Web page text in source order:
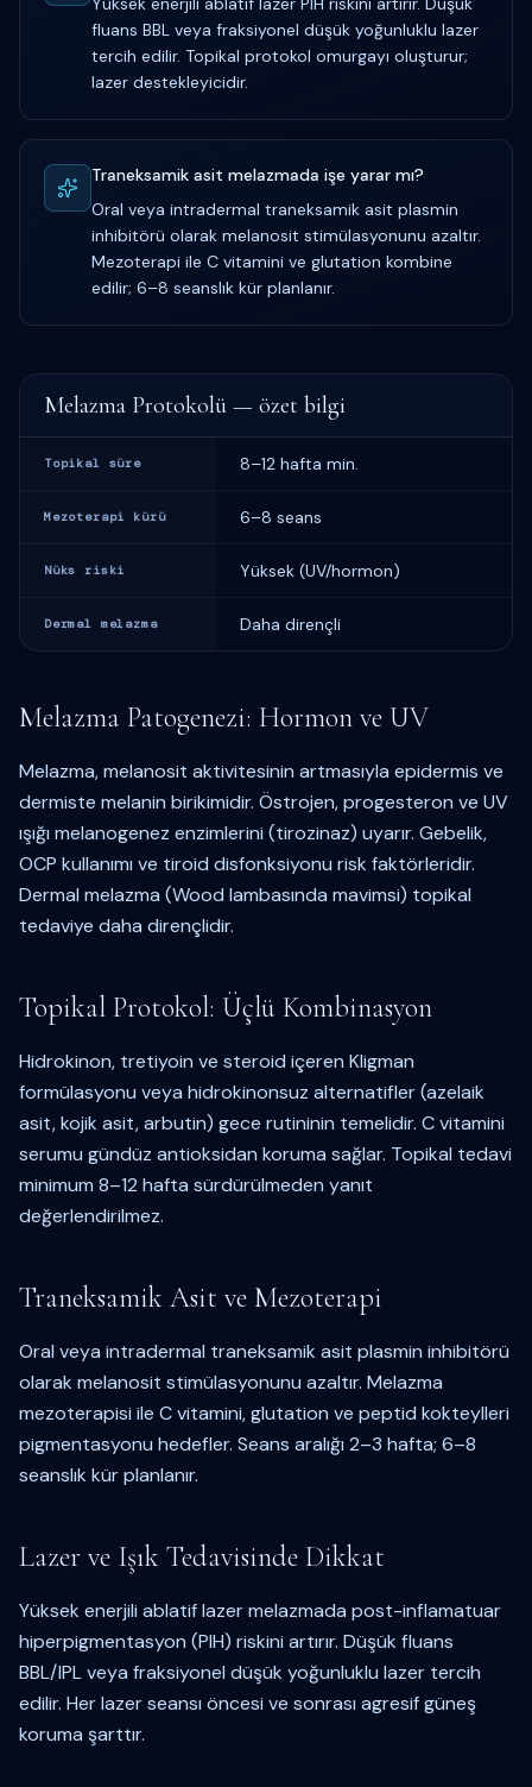
fluans BBL veya fraksiyonel düşük yoğunluklu lazer
tercih edilir. Topikal protokol omurgayı oluşturur;
lazer destekleyicidir.
Traneksamik asit melazmada işe yarar mı?
Oral veya intradermal traneksamik asit plasmin
inhibitörü olarak melanosit stimülasyonunu azaltır.
Mezoterapi ile C vitamini ve glutation kombine
edilir; 6–8 seanslık kür planlanır.
Melazma Protokolü — özet bilgi
Topikal süre 8–12 hafta min.
Mezoterapi kürü 6–8 seans
Nüks riski Yüksek (UV/hormon)
Dermal melazma Daha dirençli
Melazma Patogenezi: Hormon ve UV
Melazma, melanosit aktivitesinin artmasıyla epidermis ve
dermiste melanin birikimidir. Östrojen, progesteron ve UV
ışığı melanogenez enzimlerini (tirozinaz) uyarır. Gebelik,
OCP kullanımı ve tiroid disfonksiyonu risk faktörleridir.
Dermal melazma (Wood lambasında mavimsi) topikal
tedaviye daha dirençlidir.
Topikal Protokol: Üçlü Kombinasyon
Hidrokinon, tretiyoin ve steroid içeren Kligman
formülasyonu veya hidrokinonsuz alternatifler (azelaik
asit, kojik asit, arbutin) gece rutininin temelidir. C vitamini
serumu gündüz antioksidan koruma sağlar. Topikal tedavi
minimum 8–12 hafta sürdürülmeden yanıt
değerlendirilmez.
Traneksamik Asit ve Mezoterapi
Oral veya intradermal traneksamik asit plasmin inhibitörü
olarak melanosit stimülasyonunu azaltır. Melazma
mezoterapisi ile C vitamini, glutation ve peptid kokteylleri
pigmentasyonu hedefler. Seans aralığı 2–3 hafta; 6–8
seanslık kür planlanır.
Lazer ve Işık Tedavisinde Dikkat
Yüksek enerjili ablatif lazer melazmada post-inflamatuar
hiperpigmentasyon (PIH) riskini artırır. Düşük fluans
BBL/IPL veya fraksiyonel düşük yoğunluklu lazer tercih
edilir. Her lazer seansı öncesi ve sonrası agresif güneş
koruma şarttır.